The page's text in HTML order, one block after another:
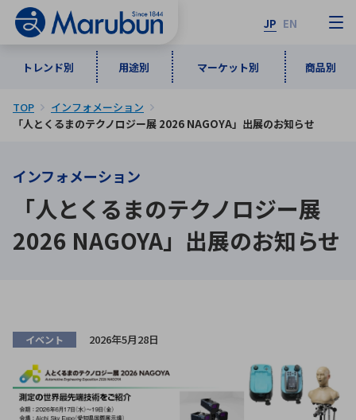
JP EN
トレンド別 用途別 マーケット別 商品別
トレンド別
インダストリアルDXソリューション
5G・Local 5G
ロボティクス（AI）
用途別
通信・ネットワーク
監視・セキュリティ
品質管理・検査
マーケット別
自動車 産業
民生 医療
商品別
半導体・電子部品 ソフトウェア
ICTソリューション 組立・ロボティクス
メーカ一覧
50音順
あ行 か行 さ行
た行
な行
は行 ま行
や行
アルファベット順
A B
D
E
G
H
TOP
インフォメーション
「人とくるまのテクノロジー展 2026 NAGOYA」出展のお知らせ
インフォメーション
「人とくるまのテクノロジー展
2026 NAGOYA」出展のお知らせ
イベント 2026年5月28日